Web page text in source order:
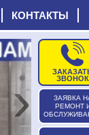
КОНТАКТЫ
ЗАЯВКА
РЕМОНТ
ЗВОНОК
›